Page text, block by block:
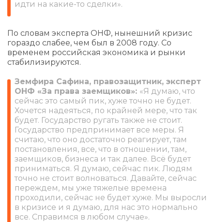
идти на какие-то сделки».
По словам эксперта ОНФ, нынешний кризис
гораздо слабее, чем был в 2008 году. Со
временем российская экономика и рынки
стабилизируются.
Земфира Сафина, правозащитник, эксперт
ОНФ «За права заемщиков»: «Я думаю, что
сейчас это самый пик, хуже точно не будет.
Хочется надеяться, по крайней мере, что так
будет. Государство ругать также не стоит.
Государство предпринимает все меры. Я
считаю, что оно достаточно реагирует, там
постановления, все, что в отношении, там,
заемщиков, бизнеса и так далее. Всё будет
приниматься. Я думаю, сейчас пик. Людям
точно не стоит волноваться. Давайте, сейчас
переждем, мы уже тяжелые времена
проходили, сейчас не будет хуже. Мы выросли
в кризисе и я думаю, для нас это нормально
все. Справимся в любом случае».